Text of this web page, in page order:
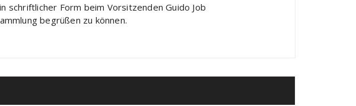
Form beim Vorsitzenden Guido Job
begrüßen zu können.